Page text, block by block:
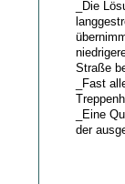
_Die
Straße
_Fast
_Eine
der